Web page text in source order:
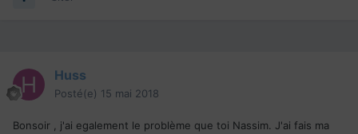
Huss
Posté(e) 15 mai 2018
Bonsoir , j'ai egalement le problème que toi Nassim. J'ai fais ma